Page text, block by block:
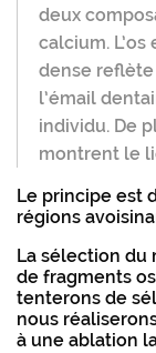
deux
calcium.
dense reflète
l’émail
individu. De
montrent le
Le principe est
régions
La sélection du
de fragments
tenterons de
nous
à une ablation